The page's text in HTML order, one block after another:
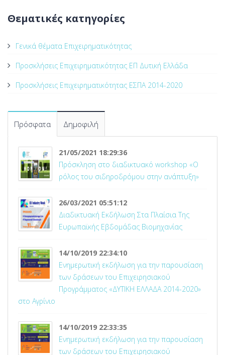
Θεματικές κατηγορίες
Γενικά θέματα Επιχειρηματικότητας
Προσκλήσεις Επιχειρηματικότητας ΕΠ Δυτική Ελλάδα
Προσκλήσεις Επιχειρηματικότητας ΕΣΠΑ 2014-2020
Πρόσφατα Δημοφιλή
21/05/2021 18:29:36
Πρόσκληση στο διαδικτυακό workshop «Ο
ρόλος του σιδηροδρόμου στην ανάπτυξη»
26/03/2021 05:51:12
Διαδικτυακή Εκδήλωση Στα Πλαίσια Της
Ευρωπαϊκής Εβδομάδας Βιομηχανίας
14/10/2019 22:34:10
Ενημερωτική εκδήλωση για την παρουσίαση
των δράσεων του Επιχειρησιακού
Προγράμματος «ΔΥΤΙΚΗ ΕΛΛΑΔΑ 2014-2020»
στο Αγρίνιο
14/10/2019 22:33:35
Ενημερωτική εκδήλωση για την παρουσίαση
των δράσεων του Επιχειρησιακού